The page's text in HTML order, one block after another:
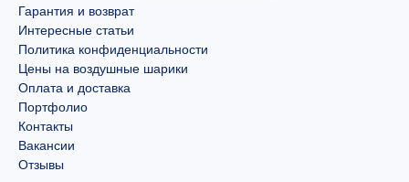
Гарантия и возврат
Интересные статьи
Политика конфиденциальности
Цены на воздушные шарики
Оплата и доставка
Портфолио
Контакты
Вакансии
Отзывы